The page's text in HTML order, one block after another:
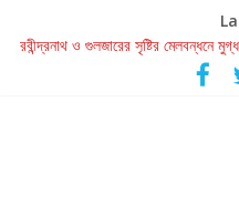
রবীন্দ্রনাথ ও গুলজারের সৃষ্টির মেলবন্ধনে
কলের গান থেকে রীলস্ — বাঙালির গান
জগন্নাথমঙ্গলম্ — বাংলায় প্রথমবার মঞ্চে